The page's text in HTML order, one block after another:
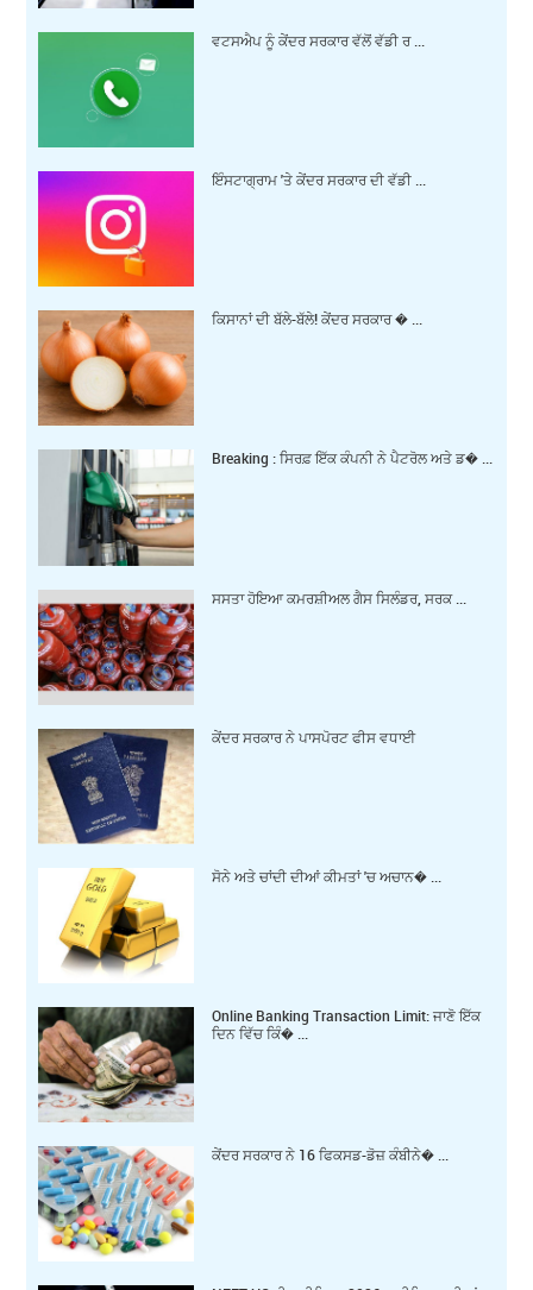
ਵਟਸਐਪ ਨੂੰ ਕੇਂਦਰ ਸਰਕਾਰ ਵੱਲੋਂ ਵੱਡੀ ਰ ...
ਇੰਸਟਾਗ੍ਰਾਮ 'ਤੇ ਕੇਂਦਰ ਸਰਕਾਰ ਦੀ ਵੱਡੀ ...
ਕਿਸਾਨਾਂ ਦੀ ਬੱਲੇ-ਬੱਲੇ! ਕੇਂਦਰ ਸਰਕਾਰ � ...
Breaking : ਸਿਰਫ਼ ਇੱਕ ਕੰਪਨੀ ਨੇ ਪੈਟਰੋਲ ਅਤੇ ਡ� ...
ਸਸਤਾ ਹੋਇਆ ਕਮਰਸ਼ੀਅਲ ਗੈਸ ਸਿਲੰਡਰ, ਸਰਕ ...
ਕੇਂਦਰ ਸਰਕਾਰ ਨੇ ਪਾਸਪੋਰਟ ਫੀਸ ਵਧਾਈ
ਸੋਨੇ ਅਤੇ ਚਾਂਦੀ ਦੀਆਂ ਕੀਮਤਾਂ 'ਚ ਅਚਾਨ� ...
Online Banking Transaction Limit: ਜਾਣੋ ਇੱਕ
ਦਿਨ ਵਿੱਚ ਕਿੰ� ...
ਕੇਂਦਰ ਸਰਕਾਰ ਨੇ 16 ਫਿਕਸਡ-ਡੋਜ਼ ਕੰਬੀਨੇ� ...